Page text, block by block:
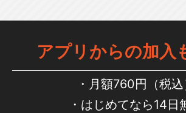
アプリからの加入
月額760円（税込
はじめてなら14日